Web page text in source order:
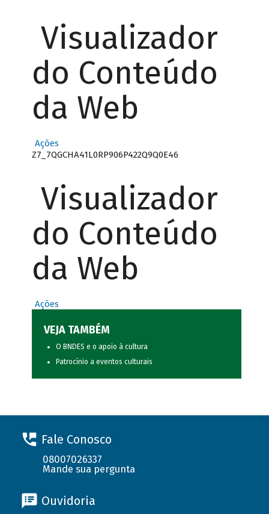
Visualizador
do Conteúdo
da Web
Ações
Z7_7QGCHA41L0RP906P422Q9Q0E46
Visualizador
do Conteúdo
da Web
Ações
VEJA TAMBÉM
O BNDES e o apoio à cultura
Patrocínio a eventos culturais
Fale Conosco
08007026337
Mande sua pergunta
Ouvidoria